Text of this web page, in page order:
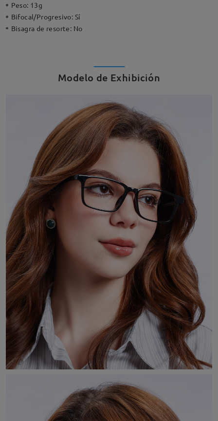
Peso: 13g
Bifocal/Progresivo: Sí
Bisagra de resorte: No
Modelo de Exhibición